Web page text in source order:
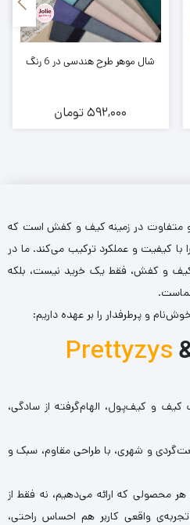
شال موهر طرح هندسی در 6 رنگ
592,000تومان
در زمینه کیف و کفش است که
با کیفیت و عملکرد ترکیب می‌کند. ما در
کیف و کفش، فقط یک خرید نیست، بلکه
و پرطرفدار را بر عهده داریم:
Prettyzys
کیف و کیف‌پول، الهام‌گرفته از سادگی،
و شهری، با طراحی مقاوم، سبک و
محصولی که ارائه می‌دهیم، نه فقط از
واقعی کاربر هم احساس راحتی،